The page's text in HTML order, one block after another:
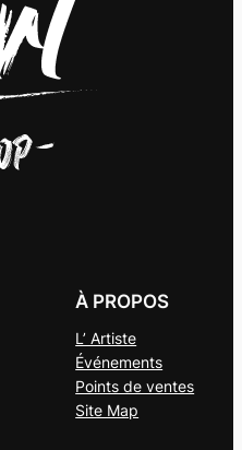
À PROPOS
L’ Artiste
Événements
Points de ventes
Site Map